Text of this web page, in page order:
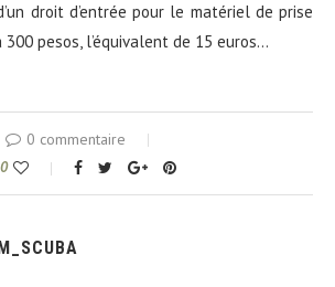
droit d’entrée pour le matériel de prise
300 pesos, l’équivalent de 15 euros…
0 commentaire
0